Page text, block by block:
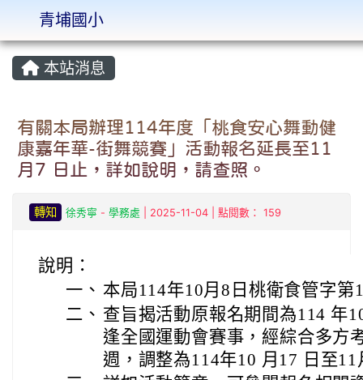
:::
本站消息
有關本局辦理114年度「桃食安心舞動健
康嘉年華-街舞競賽」活動報名延長至11
月7 日止，詳如說明，請查照。
轉知 徐秀寧 - 學務處 | 2025-11-04 | 點閱數： 159
說明：
一、 本局114年10月8日桃衛食管字第
二、 查旨揭活動原報名期間為114 年
逢全國運動會賽事，經綜合多方
週，調整為114年10 月17 日至
青埔國小